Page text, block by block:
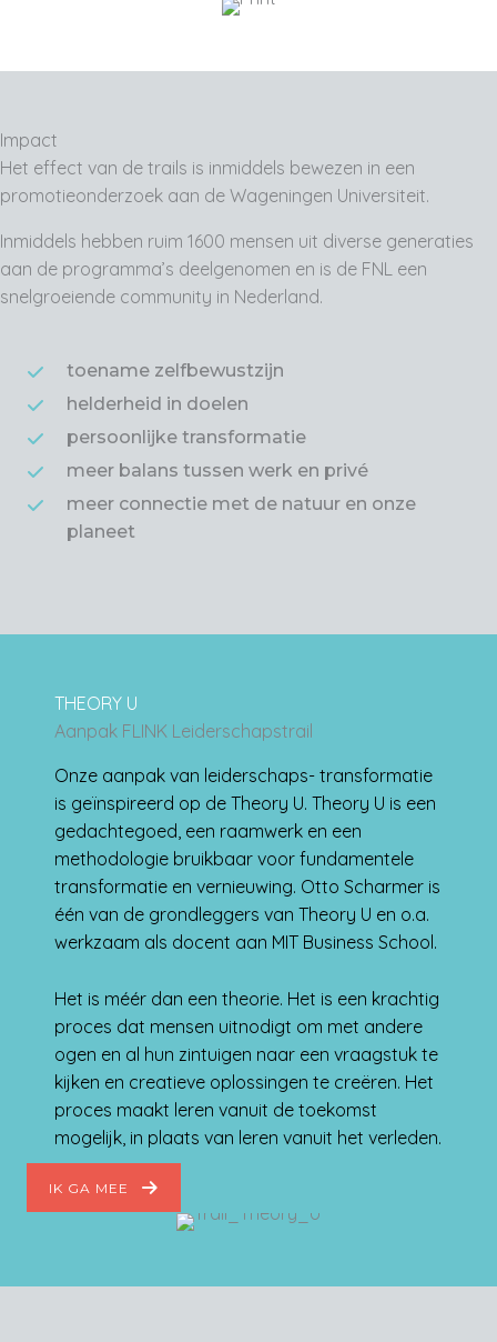
Impact
Het effect van de trails is inmiddels bewezen in een
promotieonderzoek aan de Wageningen Universiteit.
Inmiddels hebben ruim 1600 mensen uit diverse generaties
aan de programma’s deelgenomen en is de FNL een
snelgroeiende community in Nederland.
toename zelfbewustzijn
helderheid in doelen
persoonlijke transformatie
meer balans tussen werk en privé
meer connectie met de natuur en onze
planeet
THEORY U
Aanpak FLINK Leiderschapstrail
Onze aanpak van leiderschaps- transformatie
is geïnspireerd op de Theory U. Theory U is een
gedachtegoed, een raamwerk en een
methodologie bruikbaar voor fundamentele
transformatie en vernieuwing. Otto Scharmer is
één van de grondleggers van Theory U en o.a.
werkzaam als docent aan MIT Business School.
Het is méér dan een theorie. Het is een krachtig
proces dat mensen uitnodigt om met andere
ogen en al hun zintuigen naar een vraagstuk te
kijken en creatieve oplossingen te creëren. Het
proces maakt leren vanuit de toekomst
mogelijk, in plaats van leren vanuit het verleden.
IK GA MEE